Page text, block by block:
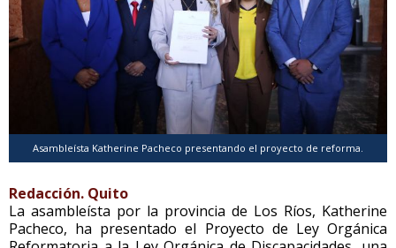
Asambleísta Katherine Pacheco presentando el proyecto de reforma.
Redacción. Quito
La asambleísta por la provincia de Los Ríos, Katherine
Pacheco, ha presentado el Proyecto de Ley Orgánica